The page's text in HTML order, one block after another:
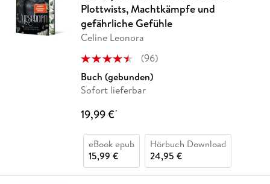
Plottwists, Machtkämpfe und
gefährliche Gefühle
Celine Leonora
(96)
Buch (gebunden)
Sofort lieferbar
19,99 €*
eBook epub
15,99 €
Hörbuch Download
24,95 €